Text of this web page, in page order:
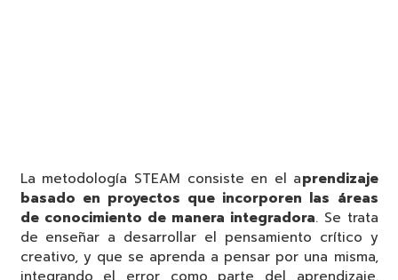
La metodología STEAM consiste en el aprendizaje
basado en proyectos que incorporen las áreas
de conocimiento de manera integradora. Se trata
de enseñar a desarrollar el pensamiento crítico y
creativo, y que se aprenda a pensar por una misma,